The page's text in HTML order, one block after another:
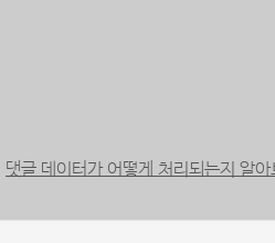
댓글 데이터가 어떻게 처리되는지 알아